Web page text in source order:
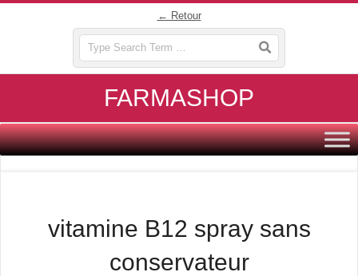
← Retour
FARMASHOP
Primary
Navigation
vitamine B12 spray sans
conservateur